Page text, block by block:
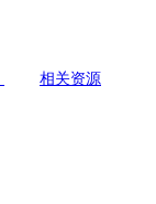
相关资源